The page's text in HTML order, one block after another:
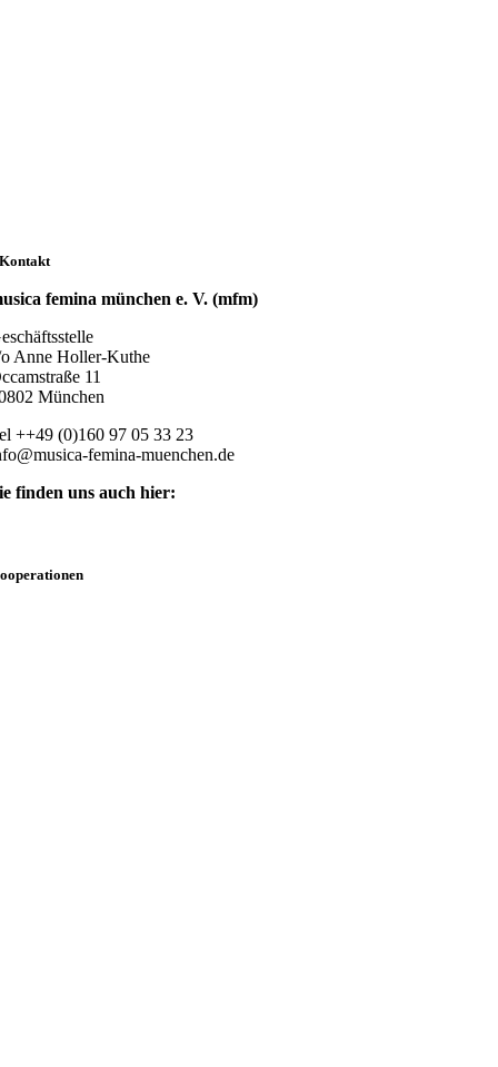
Kontakt
femina münchen e. V. (mfm)
Anne Holler-Kuthe
11
München
++49 (0)160 97 05 33 23
femina-muenchen.de
finden uns auch hier: